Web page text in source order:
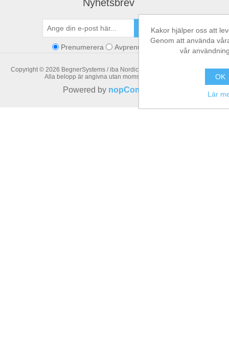
Nyhetsbrev
SKICKA
Prenumerera Avprenumerera
Copyright © 2026 BegnerSystems / iba Nordic. Alla rättigheter reserverade.
Alla belopp är angivna utan moms. Exklusive
Powered by nopCommerce
Kakor hjälper oss att
Genom att använda
vår
OK
Lär